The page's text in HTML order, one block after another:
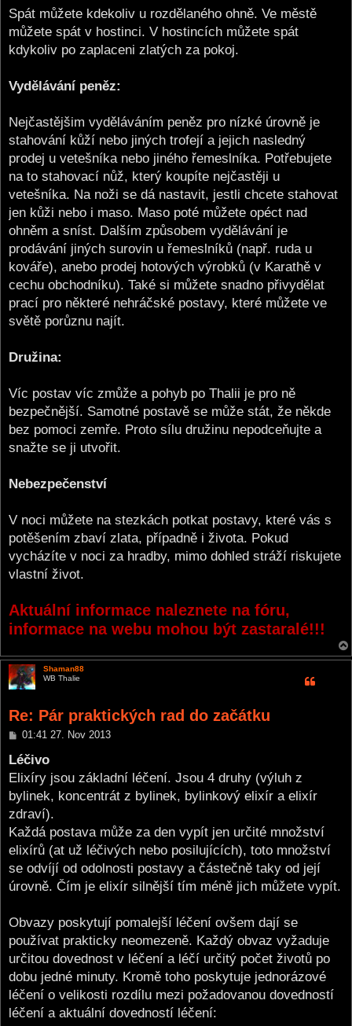
Spát můžete kdekoliv u rozdělaného ohně. Ve městě
můžete spát v hostinci. V hostincích můžete spát
kdykoliv po zaplaceni zlatých za pokoj.
Vydělávání peněz:
Nejčastějšim vyděláváním peněz pro nízké úrovně je
stahování kůží nebo jiných trofejí a jejich nasledný
prodej u vetešníka nebo jiného řemeslníka. Potřebujete
na to stahovací nůž, který koupíte nejčastěji u
vetešníka. Na noži se dá nastavit, jestli chcete stahovat
jen kůži nebo i maso. Maso poté můžete opéct nad
ohněm a sníst. Dalším způsobem vydělávání je
prodávání jiných surovin u řemeslníků (např. ruda u
kováře), anebo prodej hotových výrobků (v Karathě v
cechu obchodníku). Také si můžete snadno přivydělat
prací pro některé nehráčské postavy, které můžete ve
světě porůznu najít.
Družina:
Víc postav víc zmůže a pohyb po Thalii je pro ně
bezpečnější. Samotné postavě se může stát, že někde
bez pomoci zemře. Proto sílu družinu nepodceňujte a
snažte se ji utvořit.
Nebezpečenství
V noci můžete na stezkách potkat postavy, které vás s
potěšením zbaví zlata, případně i života. Pokud
vycházíte v noci za hradby, mimo dohled stráží riskujete
vlastní život.
Aktuální informace naleznete na fóru,
informace na webu mohou být zastaralé!!!
Shaman88
WB Thalie
Re: Pár praktických rad do začátku
P
s
01:41 27. Nov 2013
Léčivo
Elixíry jsou základní léčení. Jsou 4 druhy (výluh z
bylinek, koncentrát z bylinek, bylinkový elixír a elixír
zdraví).
Každá postava může za den vypít jen určité množství
elixírů (at už léčivých nebo posilujících), toto množství
se odvíjí od odolnosti postavy a částečně taky od její
úrovně. Čím je elixír silnější tím méně jich můžete vypít.
Obvazy poskytují pomalejší léčení ovšem dají se
používat prakticky neomezeně. Každý obvaz vyžaduje
určitou dovednost v léčení a léčí určitý počet životů po
dobu jedné minuty. Kromě toho poskytuje jednorázové
léčení o velikosti rozdílu mezi požadovanou dovedností
léčení a aktuální dovedností léčení: